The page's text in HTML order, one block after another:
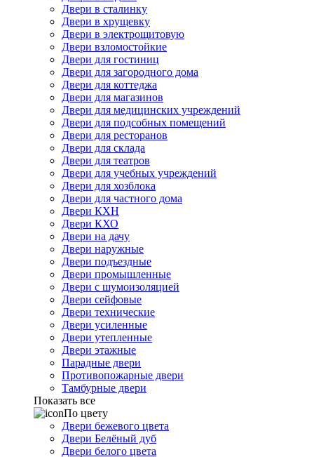
Двери в сталинку
Двери в хрущевку
Двери в электрощитовую
Двери взломостойкие
Двери для гостиниц
Двери для загородного дома
Двери для коттеджа
Двери для магазинов
Двери для медицинских учреждений
Двери для подсобных помещений
Двери для ресторанов
Двери для склада
Двери для театров
Двери для учебных учреждений
Двери для хозблока
Двери для частного дома
Двери КХН
Двери КХО
Двери на дачу
Двери наружные
Двери подъездные
Двери промышленные
Двери с шумоизоляцией
Двери сейфовые
Двери технические
Двери усиленные
Двери утепленные
Двери этажные
Парадные двери
Противопожарные двери
Тамбурные двери
Показать все
По цвету
Двери бежевого цвета
Двери Белёный дуб
Двери белого цвета